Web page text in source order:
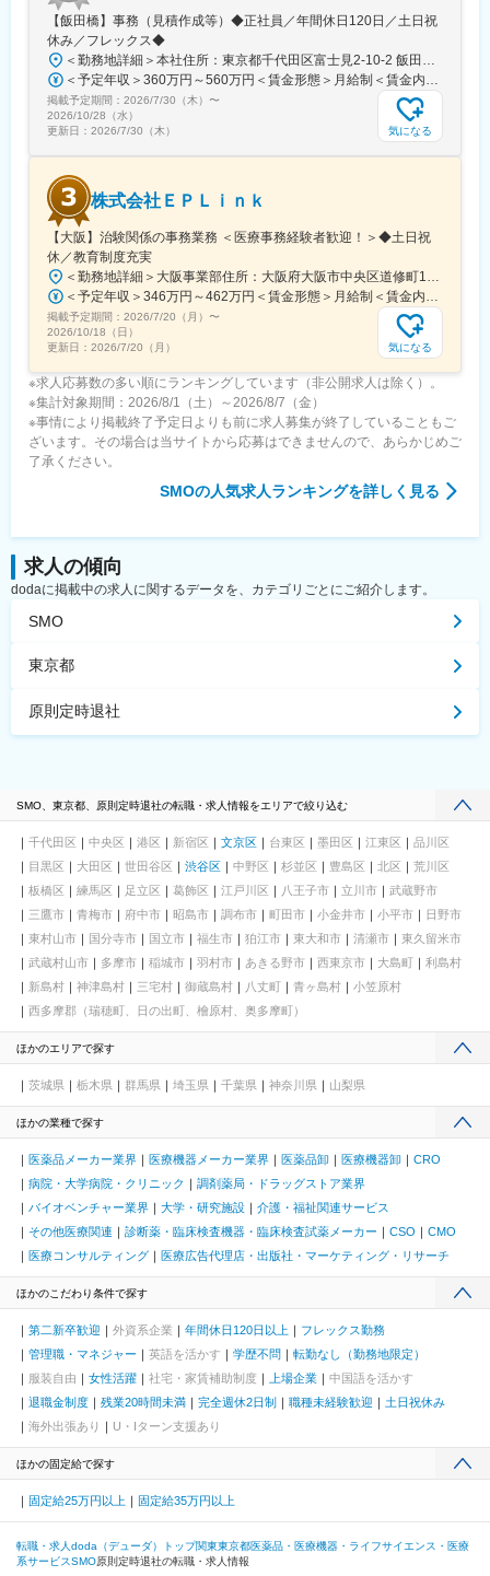
【飯田橋】事務（見積作成等）◆正社員／年間休日120日／土日祝
休み／フレックス◆
＜勤務地詳細＞本社住所：東京都千代田区富士見2-10-2 飯田橋グラン・ブルーム勤務地最寄駅：各線／飯田橋駅受動喫煙対策：屋内全面禁煙
＜予定年収＞360万円～560万円＜賃金形態＞月給制＜賃金内訳＞月額（基本給）：290,000円～350,000円＜月給＞290,000円～350,000円＜昇給有無＞有＜残業手当＞有＜給与補足＞※詳細は、能力・経験に応じて決定します。■昇給：年1回■賞与：年2回（但し、決算賞与追加支給にて年3回の実績有）賃金はあくまでも目安の金額であり、選考を通じて上下する可能性があります。月給(月額)は固定手当を含めた表記です。
掲載予定期間： 2026/7/30（木） 〜
2026/10/28（水）
更新日： 2026/7/30（木） 気になる
株式会社ＥＰＬｉｎｋ
【大阪】治験関係の事務業務 ＜医療事務経験者歓迎！＞◆土日祝
休／教育制度充実
＜勤務地詳細＞大阪事業部住所：大阪府大阪市中央区道修町1-5-18 朝日生命道修町ビル3階勤務地最寄駅：大阪市営堺筋線／北浜駅受動喫煙対策：敷地内全面禁煙変更の範囲：会社の定める事業所
＜予定年収＞346万円～462万円＜賃金形態＞月給制＜賃金内訳＞月額（基本給）：210,500円～277,900円その他固定手当/月：8,000円～15,000円＜月給＞218,500円～292,900円＜昇給有無＞有＜残業手当＞有＜給与補足＞前職・経験を考慮の上、決定致します。■年収内訳＝基本給×12ヶ月＋賞与（基本給×4ヶ月)■賞与：年2回（6月、12月）／昇給：年1回（10月）※業績に応じ、決算賞与（秋季賞与）支給の場合あり（10月）■時間外・休日出勤手当等の割増賃金は別途支給賃金はあくまでも目安の金額であり、選考を通じて上下する可能性があります。月給(月額)は固定手当を含めた表記です。
掲載予定期間： 2026/7/20（月） 〜
2026/10/18（日）
更新日： 2026/7/20（月） 気になる
※求人応募数の多い順にランキングしています（非公開求人は除く）。
※集計対象期間：2026/8/1（土）～2026/8/7（金）
※事情により掲載終了予定日よりも前に求人募集が終了していることもご
ざいます。その場合は当サイトから応募はできませんので、あらかじめご
了承ください。
SMOの人気求人ランキングを詳しく見る
求人の傾向
dodaに掲載中の求人に関するデータを、カテゴリごとにご紹介します。
SMO
東京都
原則定時退社
SMO、東京都、原則定時退社の転職・求人情報をエリアで絞り込む
千代田区 中央区 港区 新宿区 文京区 台東区 墨田区 江東区
品川区
目黒区
大田区 世田谷区 渋谷区 中野区 杉並区 豊島区 北区
荒川区
板橋区
練馬区 足立区 葛飾区 江戸川区 八王子市 立川市
武蔵野市
三鷹市
青梅市 府中市 昭島市 調布市 町田市 小金井市 小平市
日野市
東村山市
国分寺市 国立市 福生市 狛江市 東大和市 清瀬市
東久留米市
武蔵村山市
多摩市 稲城市 羽村市 あきる野市 西東京市 大島町
利島村
新島村
神津島村 三宅村 御蔵島村 八丈町 青ヶ島村
小笠原村
西多摩郡（瑞穂町、日の出町、檜原村、奥多摩町）
ほかのエリアで探す
茨城県 栃木県 群馬県 埼玉県 千葉県 神奈川県 山梨県
ほかの業種で探す
医薬品メーカー業界 医療機器メーカー業界 医薬品卸 医療機器卸
CRO
病院・大学病院・クリニック
調剤薬局・ドラッグストア業界
バイオベンチャー業界
大学・研究施設
介護・福祉関連サービス
その他医療関連
診断薬・臨床検査機器・臨床検査試薬メーカー CSO
CMO
医療コンサルティング
医療広告代理店・出版社・マーケティング・リサーチ
ほかのこだわり条件で探す
第二新卒歓迎 外資系企業 年間休日120日以上
フレックス勤務
管理職・マネジャー
英語を活かす 学歴不問
転勤なし（勤務地限定）
服装自由
女性活躍 社宅・家賃補助制度 上場企業
中国語を活かす
退職金制度
残業20時間未満 完全週休2日制 職種未経験歓迎
土日祝休み
海外出張あり
U・Iターン支援あり
ほかの固定給で探す
固定給25万円以上 固定給35万円以上
転職・求人doda（デューダ）トップ関東東京都医薬品・医療機器・ライフサイエンス・医療
系サービスSMO原則定時退社の転職・求人情報